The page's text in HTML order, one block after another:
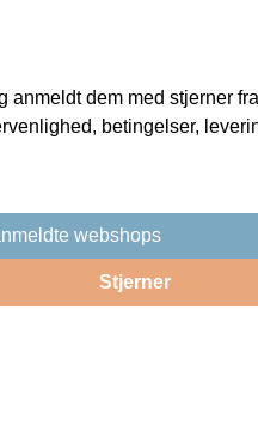
dem med stjerner
betingelser,
webshops
Stjerner